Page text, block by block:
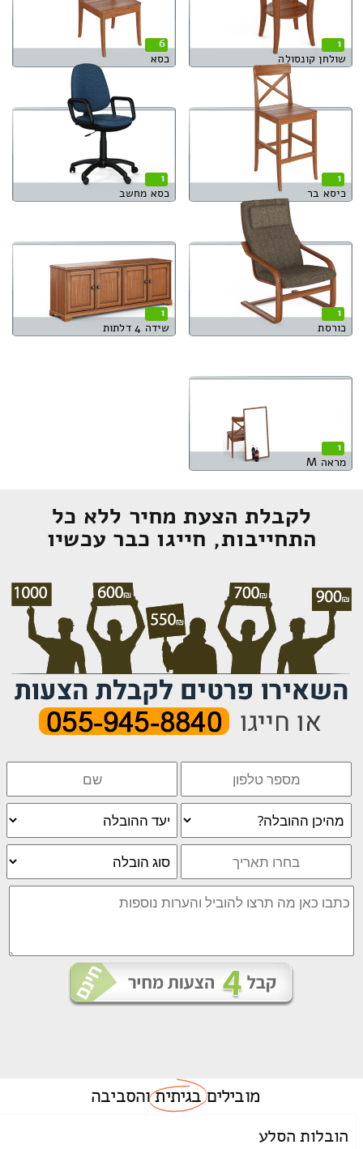
1
שולחן קונסולה
6
כסא
1
כיסא בר
1
כסא מחשב
1
כורסת
1
שידה 4 דלתות
1
מראה M
לקבלת הצעת מחיר ללא כל
התחייבות, חייגו כבר עכשיו
מוביליםבגיתיתוהסביבה
הובלות הסלע